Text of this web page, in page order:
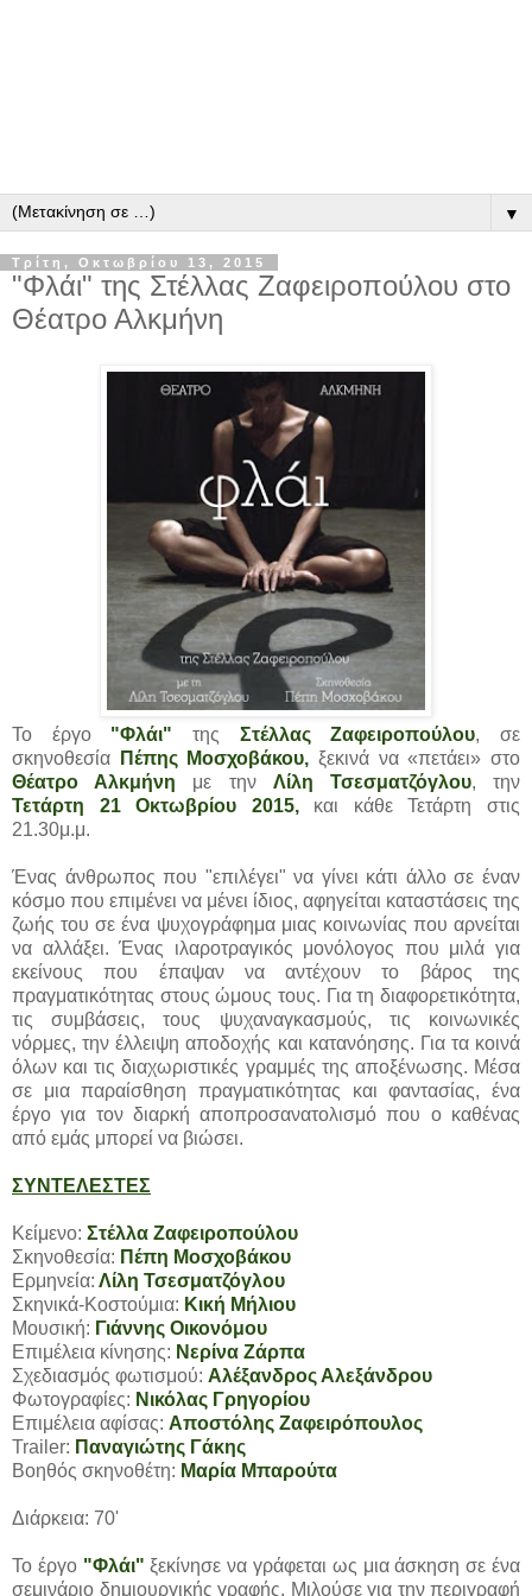
▼
Τρίτη, Οκτωβρίου 13, 2015
"Φλάι" της Στέλλας Ζαφειροπούλου στο
Θέατρο Αλκμήνη
Το έργο "Φλάι" της Στέλλας Ζαφειροπούλου, σε
σκηνοθεσία
Πέπης Μοσχοβάκου, ξεκινά να «πετάει» στο
Θέατρο Αλκμήνη με την Λίλη Τσεσματζόγλου, την
Τετάρτη 21 Οκτωβρίου 2015,και κάθε Τετάρτη στις
21.30μ.μ.
Ένας άνθρωπος που "επιλέγει" να γίνει κάτι άλλο σε έναν
κόσμο που επιμένει να μένει ίδιος, αφηγείται καταστάσεις της
ζωής του σε ένα ψυχογράφημα μιας κοινωνίας που αρνείται
να αλλάξει. Ένας ιλαροτραγικός μονόλογος που μιλά για
εκείνους που έπαψαν να αντέχουν το βάρος της
πραγματικότητας στους ώμους τους. Για τη διαφορετικότητα,
τις συμβάσεις, τους ψυχαναγκασμούς, τις κοινωνικές
νόρμες, την έλλειψη αποδοχής και κατανόησης. Για τα κοινά
όλων και τις διαχωριστικές γραμμές της αποξένωσης. Μέσα
σε μια παραίσθηση πραγματικότητας και φαντασίας, ένα
έργο για τον διαρκή αποπροσανατολισμό που ο καθένας
από εμάς μπορεί να βιώσει.
ΣΥΝΤΕΛΕΣΤΕΣ
Κείμενο: Στέλλα Ζαφειροπούλου
Σκηνοθεσία: Πέπη Μοσχοβάκου
Ερμηνεία: Λίλη Τσεσματζόγλου
Σκηνικά-Κοστούμια: Κική Μήλιου
Μουσική: Γιάννης Οικονόμου
Επιμέλεια κίνησης: Νερίνα Ζάρπα
Σχεδιασμός φωτισμού: Αλέξανδρος Αλεξάνδρου
Φωτογραφίες: Νικόλας Γρηγορίου
Επιμέλεια αφίσας: Αποστόλης Ζαφειρόπουλος
Trailer: Παναγιώτης Γάκης
Βοηθός σκηνοθέτη: Μαρία Μπαρούτα
Διάρκεια: 70'
Το έργο "Φλάι" ξεκίνησε να γράφεται ως μια άσκηση σε ένα
σεμινάριο δημιουργικής γραφής. Μιλούσε για την περιγραφή